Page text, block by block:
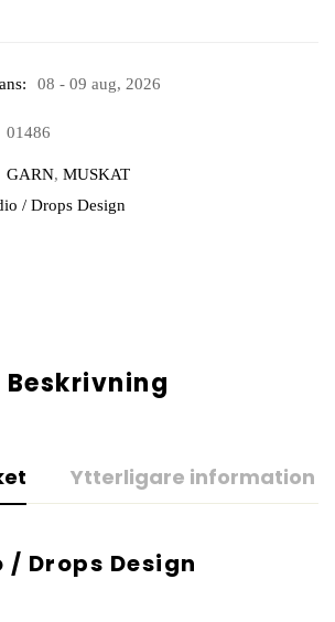
08 - 09 aug, 2026
01486
GARN, MUSKAT
/ Drops Design
Beskrivning
Ytterligare information
Drops Design